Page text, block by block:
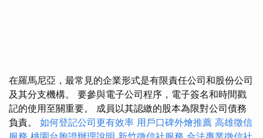
在羅馬尼亞，最常見的企業形式是有限責任公司和股份公司
及其分支機構。 要參與電子公司程序，電子簽名和時間戳
記的使用至關重要。 成員以其認繳的股本為限對公司債務
負責。 如何登記公司更有效率 用戶口碑外燴推薦 高雄徵信